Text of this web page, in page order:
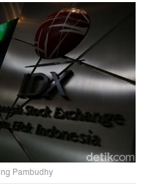
Pambudhy